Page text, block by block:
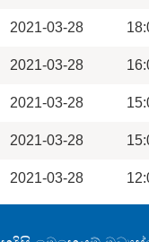
2021-03-28
2021-03-28
2021-03-28
2021-03-28
2021-03-28